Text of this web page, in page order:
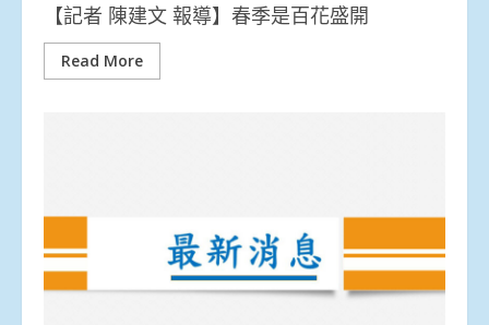
【記者 陳建文 報導】春季是百花盛開
Read More